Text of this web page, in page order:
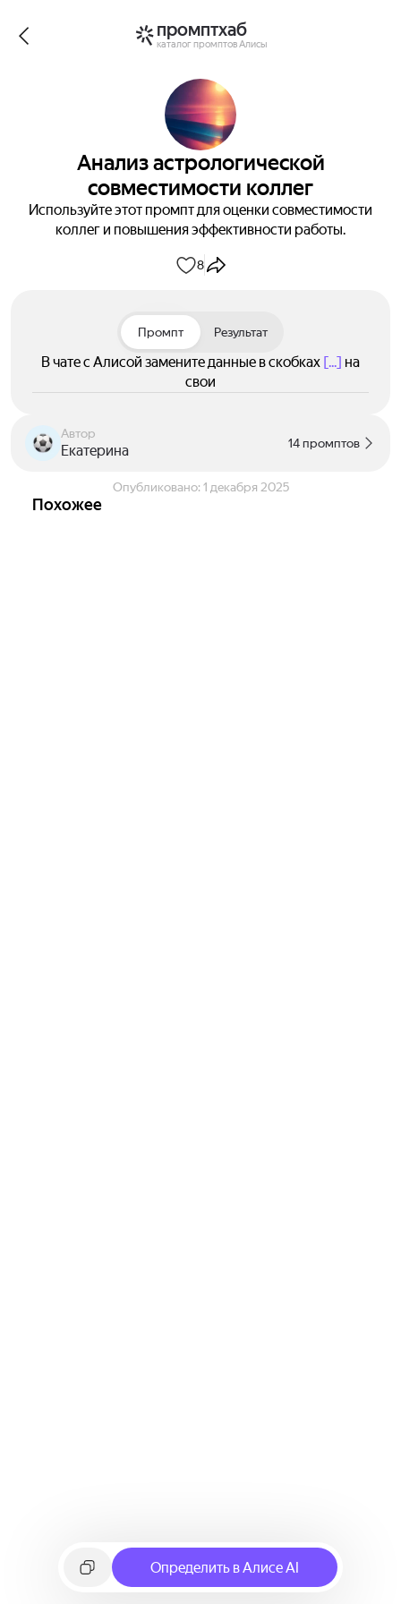
промптхаб
каталог промптов Алисы
Анализ астрологической
совместимости коллег
Используйте этот промпт для оценки совместимости
коллег и повышения эффективности работы.
8
Промпт Результат
В чате с Алисой замените данные в скобках [...] на
свои
Автор
Екатерина 14 промптов
Опубликовано: 1 декабря 2025
Похожее
Определить в Алисе AI